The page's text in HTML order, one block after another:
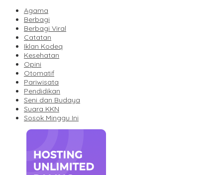
Agama
Berbagi
Berbagi Viral
Catatan
Iklan Kodeq
Kesehatan
Opini
Otomatif
Pariwisata
Pendidikan
Seni dan Budaya
Suara KKN
Sosok Minggu Ini